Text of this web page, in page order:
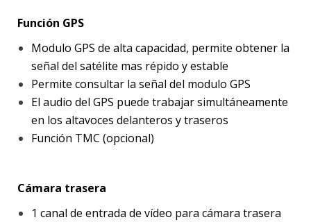
Función GPS
Modulo GPS de alta capacidad, permite obtener la
señal del satélite mas répido y estable
Permite consultar la señal del modulo GPS
El audio del GPS puede trabajar simultáneamente
en los altavoces delanteros y traseros
Función TMC (opcional)
Cámara trasera
1 canal de entrada de vídeo para cámara trasera